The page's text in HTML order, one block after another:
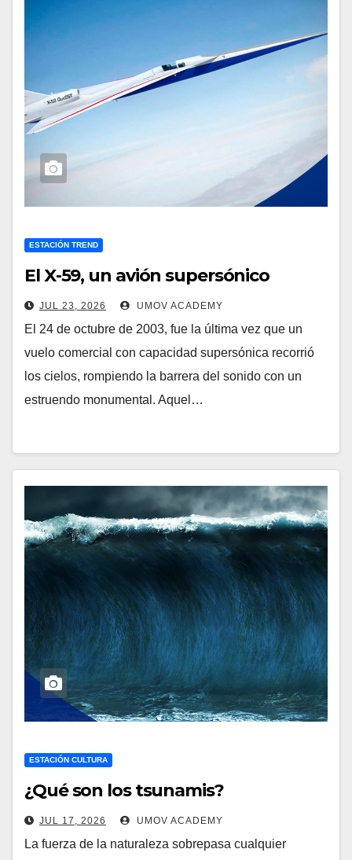
ESTACIÓN TREND
El X-59, un avión supersónico
JUL 23, 2026 UMOV ACADEMY
El 24 de octubre de 2003, fue la última vez que un
vuelo comercial con capacidad supersónica recorrió
los cielos, rompiendo la barrera del sonido con un
estruendo monumental. Aquel…
ESTACIÓN CULTURA
¿Qué son los tsunamis?
JUL 17, 2026 UMOV ACADEMY
La fuerza de la naturaleza sobrepasa cualquier